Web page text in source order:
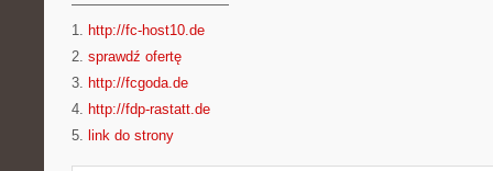
———————————
1. http://fc-host10.de
2. sprawdź ofertę
3. http://fcgoda.de
4. http://fdp-rastatt.de
5. link do strony